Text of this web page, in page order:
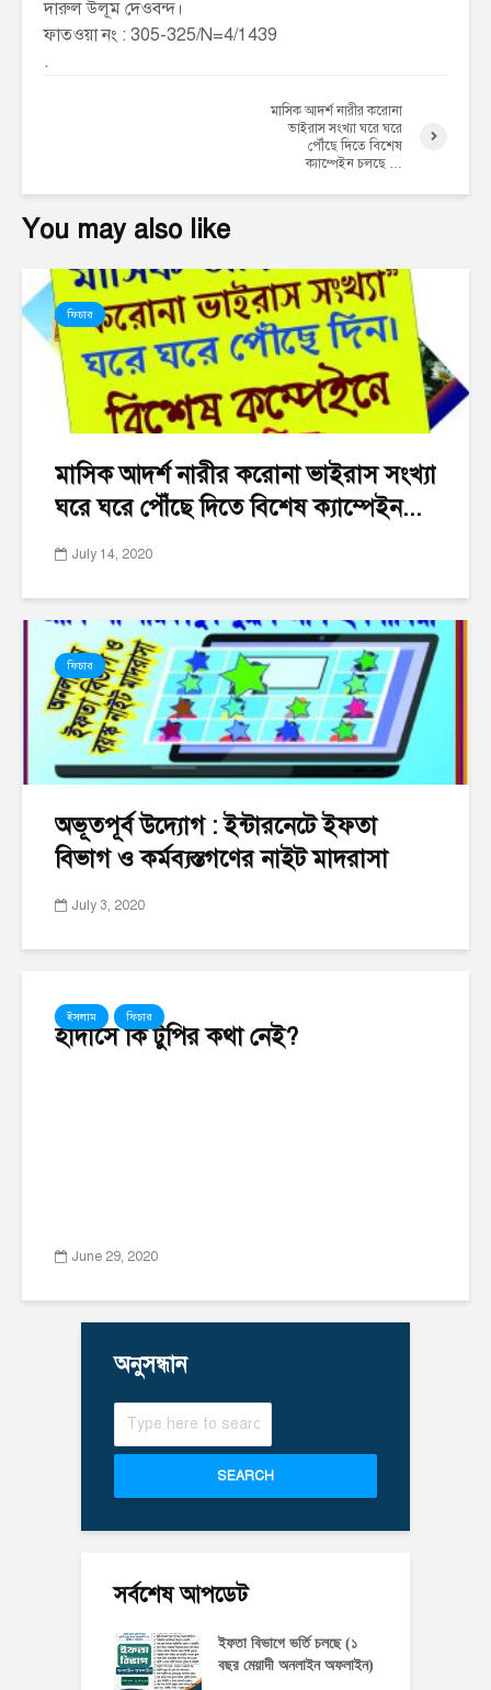
দারুল উলূম দেওবন্দ।
ফাতওয়া নং : 305-325/N=4/1439
.
মাসিক আদর্শ নারীর করোনা
ভাইরাস সংখ্যা ঘরে ঘরে
পৌঁছে দিতে বিশেষ
ক্যাম্পেইন চলছে …
You may also like
ফিচার
মাসিক আদর্শ নারীর করোনা ভাইরাস সংখ্যা
ঘরে ঘরে পৌঁছে দিতে বিশেষ ক্যাম্পেইন...
July 14, 2020
ফিচার
অভূতপূর্ব উদ্যোগ : ইন্টারনেটে ইফতা
বিভাগ ও কর্মব্যস্তগণের নাইট মাদরাসা
July 3, 2020
ইসলাম ফিচার
হাদীসে কি টুপির কথা নেই?
June 29, 2020
অনুসন্ধান
SEARCH
সর্বশেষ আপডেট
ইফতা বিভাগে ভর্তি চলছে (১
বছর মেয়াদী অনলাইন অফলাইন)